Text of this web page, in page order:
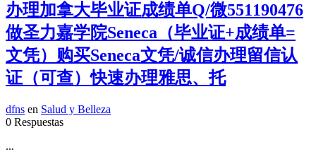
办理加拿大毕业证成绩单Q/微551190476
做圣力嘉学院Seneca（毕业证+成绩单=
文凭）购买Seneca文凭/诚信办理留信认
证（可查）快速办理雅思、托
dfns en Salud y Belleza
0 Respuestas
...